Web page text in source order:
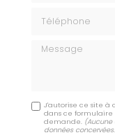
Message
J'autorise ce site à
dans ce
demande.
données